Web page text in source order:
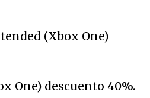
(Xbox One)
One) descuento 40%.